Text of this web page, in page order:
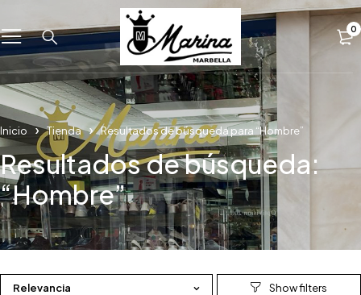
0
Inicio Tienda Resultados de búsqueda para “Hombre”
Resultados de búsqueda:
“Hombre”
Relevancia